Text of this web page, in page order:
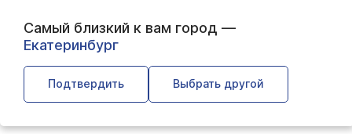
Самый близкий к вам город —
Екатеринбург
Подтвердить Выбрать другой